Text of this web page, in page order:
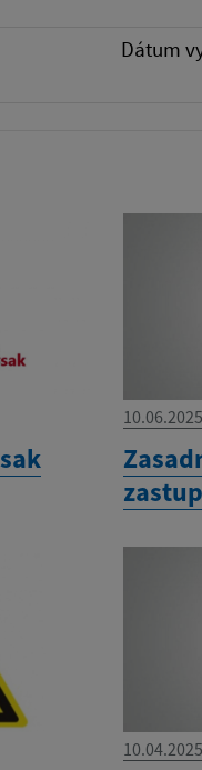
Dátum
10.06.2025
10.04.2025